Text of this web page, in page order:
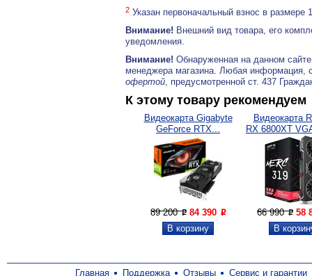
2 Указан первоначальный взнос в
Внимание! Внешний вид товара, его
уведомления.
Внимание! Обнаруженная на данном
менеджера магазина. Любая информация,
офертой, предусмотренной ст. 437
К этому товару рекомендуем
Видеокарта Gigabyte
GeForce RTX...
89 200P 84 390 P
Видеокарта
RX 6800XT
66 990P 58
Главная Поддержка Отзывы Сервис и гарантии